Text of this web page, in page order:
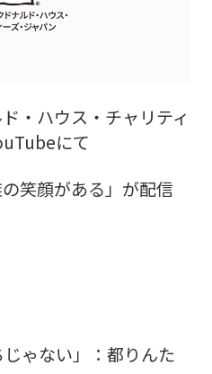
・ハウス・チャリティ
にて
笑顔がある」が配信
ゃない」：都りんた